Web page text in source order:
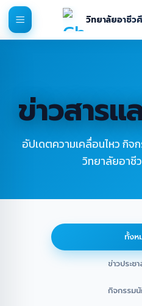
วิทยาลัยอาชีว
ข่าวสารแ
อัปเดตความเคลื่อนไหว กิจ
วิทยาลัยอาชี
ทั้งห
ข่าวประช
กิจกรรม